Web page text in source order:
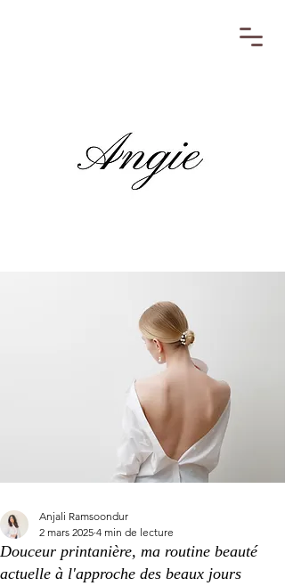
Douceur printanière, ma routine beauté
actuelle à l'approche des beaux jours
Anjali Ramsoondur
2 mars 2025 4 min de lecture